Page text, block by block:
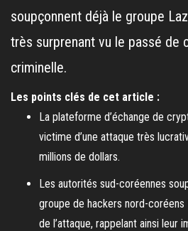
soupçonnent déjà le groupe
très surprenant vu le passé de
criminelle.
Les points clés de cet article :
La plateforme d’échange de
victime d’une attaque très
millions de dollars.
Les autorités sud-coréennes
groupe de hackers nord-coréens
de l’attaque, rappelant ainsi leur